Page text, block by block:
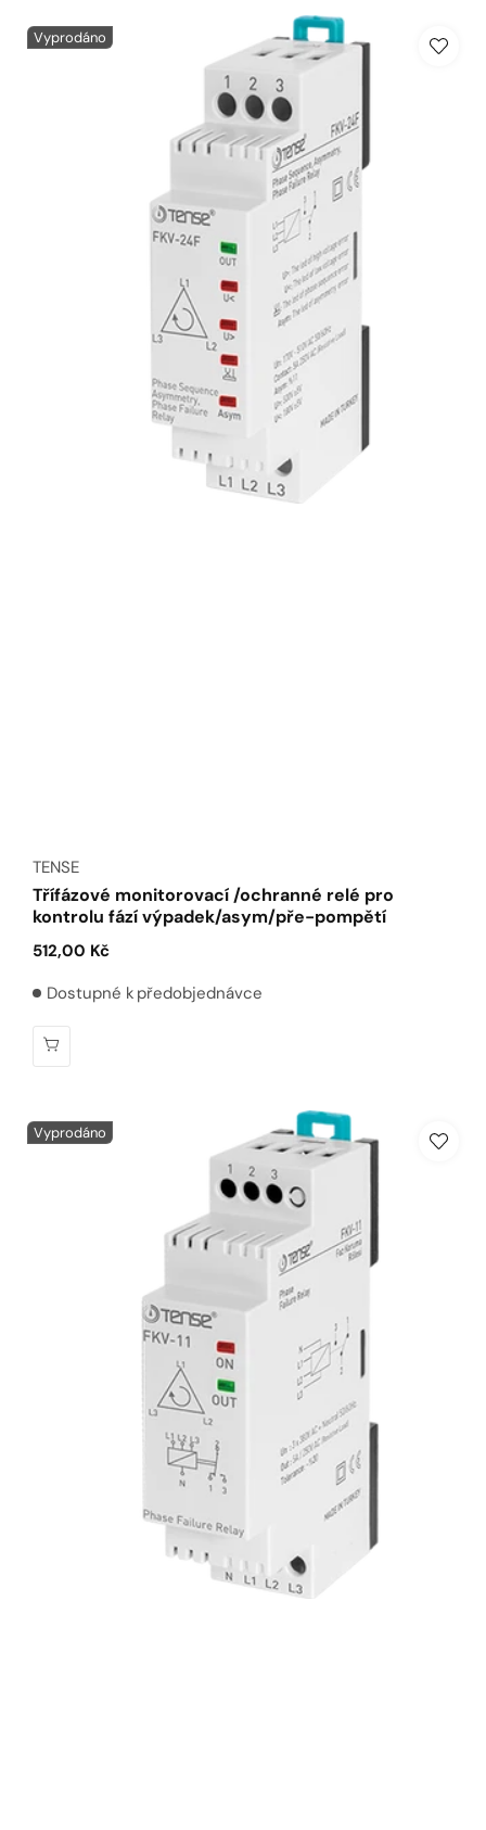
Vyprodáno
TENSE
Třífázové monitorovací /ochranné relé pro
kontrolu fází výpadek/asym/pře-pompětí
Běžná
512,00 Kč
Dostupné k předobjednávce
Vyprodáno